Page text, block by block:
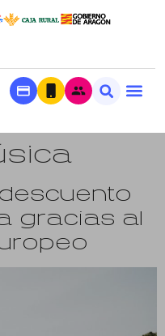
gracias al